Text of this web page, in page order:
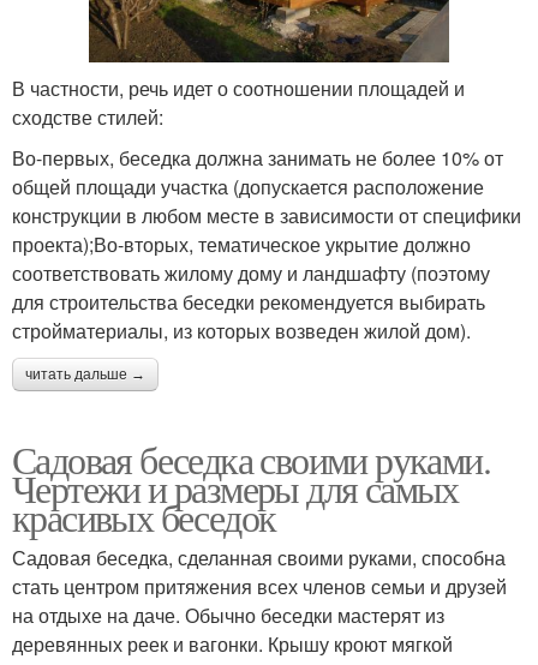
В частности, речь идет о соотношении площадей и
сходстве стилей:
Во-первых, беседка должна занимать не более 10% от
общей площади участка (допускается расположение
конструкции в любом месте в зависимости от специфики
проекта);Во-вторых, тематическое укрытие должно
соответствовать жилому дому и ландшафту (поэтому
для строительства беседки рекомендуется выбирать
стройматериалы, из которых возведен жилой дом).
читать дальше →
Садовая беседка своими руками.
Чертежи и размеры для самых
красивых беседок
Садовая беседка, сделанная своими руками, способна
стать центром притяжения всех членов семьи и друзей
на отдыхе на даче. Обычно беседки мастерят из
деревянных реек и вагонки. Крышу кроют мягкой